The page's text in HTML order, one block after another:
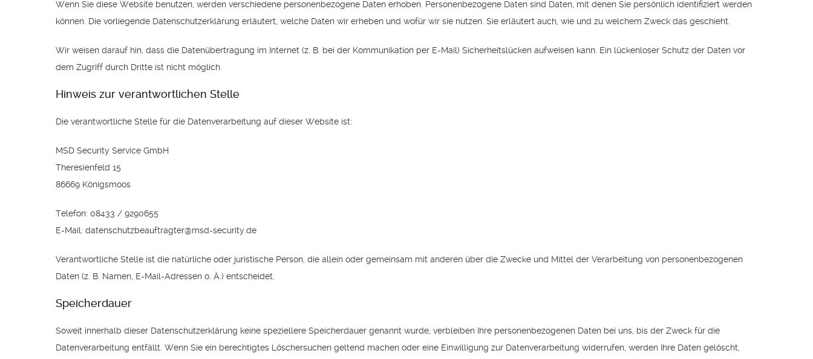
Wenn Sie diese Website benutzen, werden verschiedene personenbezogene Daten erhoben. Personenbezogene Daten sind Daten, mit denen Sie persönlich identifiziert werden
können. Die vorliegende Datenschutzerklärung erläutert, welche Daten wir erheben und wofür wir sie nutzen. Sie erläutert auch, wie und zu welchem Zweck das geschieht.
Wir weisen darauf hin, dass die Datenübertragung im Internet (z. B. bei der Kommunikation per E-Mail) Sicherheitslücken aufweisen kann. Ein lückenloser Schutz der Daten vor
dem Zugriff durch Dritte ist nicht möglich.
Hinweis zur verantwortlichen Stelle
Die verantwortliche Stelle für die Datenverarbeitung auf dieser Website ist:
MSD Security Service GmbH
Theresienfeld 15
86669 Königsmoos
Telefon: 08433 / 9290655
E-Mail: datenschutzbeauftragter@msd-security.de
Verantwortliche Stelle ist die natürliche oder juristische Person, die allein oder gemeinsam mit anderen über die Zwecke und Mittel der Verarbeitung von personenbezogenen
Daten (z. B. Namen, E-Mail-Adressen o. Ä.) entscheidet.
Speicherdauer
Soweit innerhalb dieser Datenschutzerklärung keine speziellere Speicherdauer genannt wurde, verbleiben Ihre personenbezogenen Daten bei uns, bis der Zweck für die
Datenverarbeitung entfällt. Wenn Sie ein berechtigtes Löschersuchen geltend machen oder eine Einwilligung zur Datenverarbeitung widerrufen, werden Ihre Daten gelöscht,